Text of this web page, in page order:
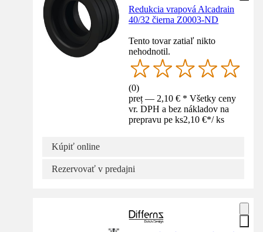
Redukcia vrapová Alcadrain
40/32 čierna Z0003-ND
Tento tovar zatiaľ nikto
nehodnotil.
(0)
preț — 2,10 € * Všetky ceny
vr. DPH a bez nákladov na
prepravu pe ks2,10 €*/ ks
Kúpiť online
Rezervovať v predajni